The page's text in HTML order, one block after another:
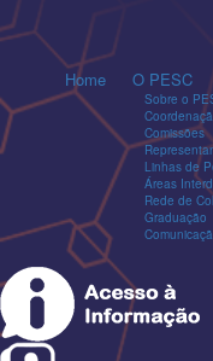
Home O PESC
Sobre o
Comissões
Linhas de
Áreas
Rede de
Graduação